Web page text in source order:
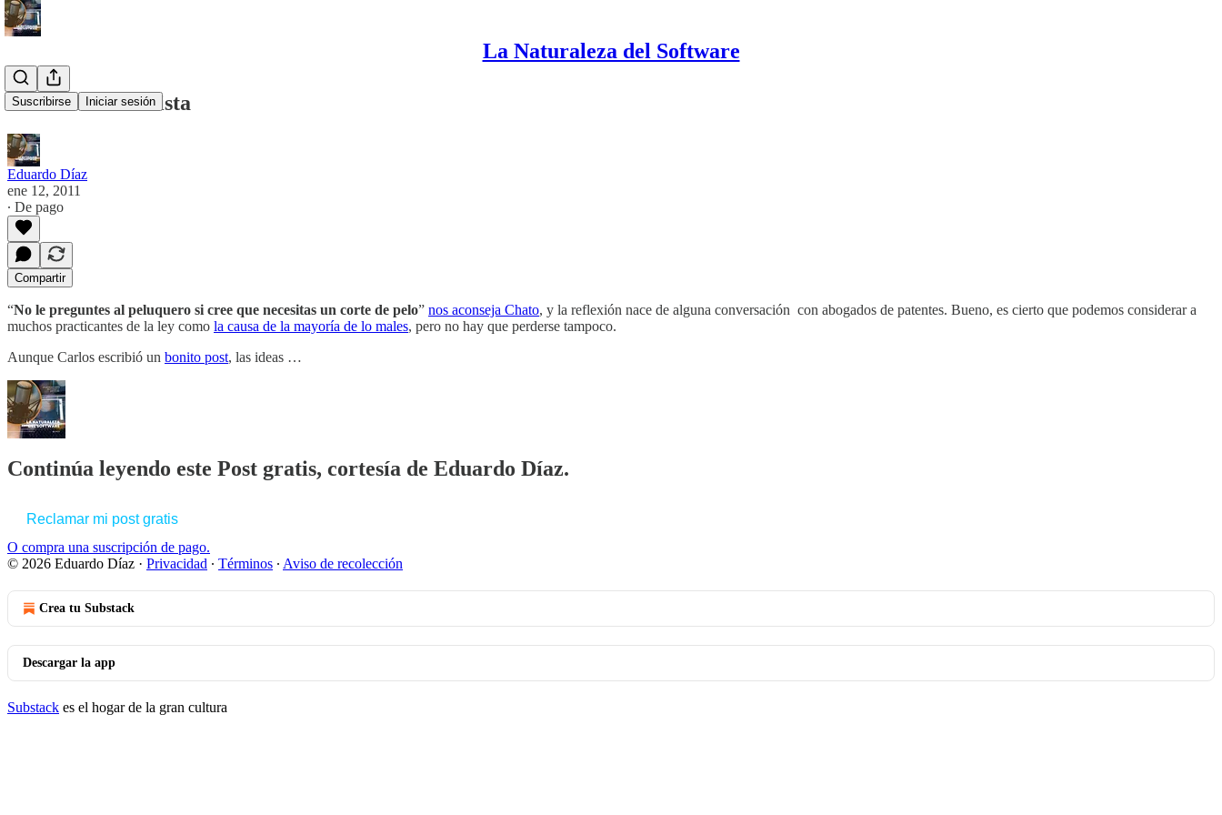
La Naturaleza del Software
Suscribirse Iniciar sesión
Cuidate del estilista
Eduardo Díaz
ene 12, 2011
∙ De pago
Compartir
“No le preguntes al peluquero si cree que necesitas un corte de pelo” nos aconseja Chato, y la reflexión nace de alguna conversación con abogados de patentes. Bueno, es cierto que podemos considerar a
muchos practicantes de la ley como la causa de la mayoría de lo males, pero no hay que perderse tampoco.
Aunque Carlos escribió un bonito post, las ideas …
Continúa leyendo este Post gratis, cortesía de Eduardo Díaz.
Reclamar mi post gratis
O compra una suscripción de pago.
© 2026 Eduardo Díaz · Privacidad ∙ Términos ∙ Aviso de recolección
Crea tu Substack
Descargar la app
Substack es el hogar de la gran cultura